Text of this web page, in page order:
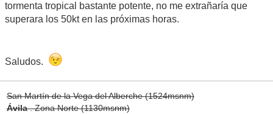
tormenta tropical bastante potente, no me extrañaría que
superara los 50kt en las próximas horas.
Saludos.
San Martín de la Vega del Alberche (1524msnm)
Ávila. Zona Norte (1130msnm)